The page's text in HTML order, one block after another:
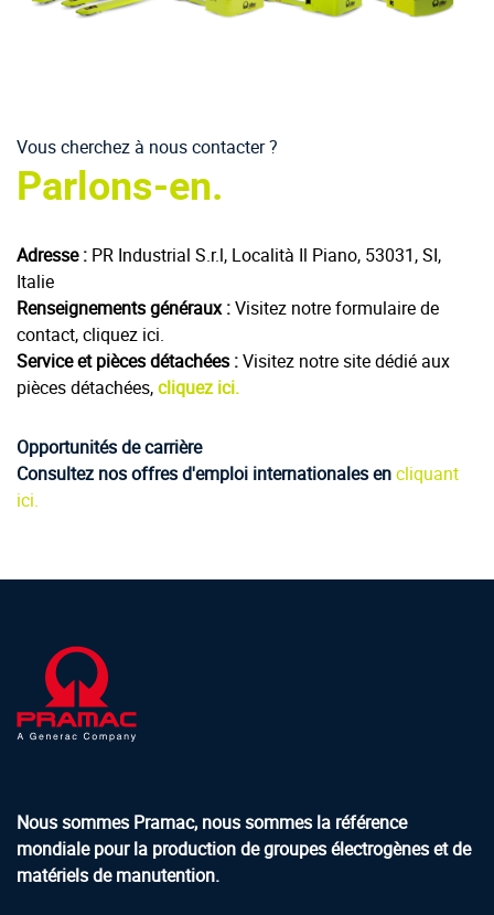
Vous cherchez à nous contacter ?
Parlons-en.
Adresse : PR Industrial S.r.l, Località Il Piano, 53031, SI,
Italie
Renseignements généraux :Visitez notre formulaire de
contact, cliquez ici.
Service et pièces détachées :Visitez notre site dédié aux
pièces détachées,cliquez ici.
Opportunités de carrière
Consultez nos offres d'emploi internationales encliquant
ici.
Nous sommes Pramac, nous sommes la référence
mondiale pour la production de groupes électrogènes et de
matériels de manutention.